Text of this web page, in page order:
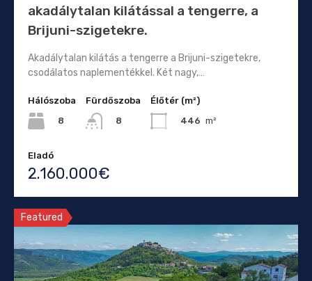
akadálytalan kilátással a tengerre, a
Brijuni-szigetekre.
Akadálytalan kilátás a tengerre a Brijuni-szigetekre,
csodálatos naplementékkel. Két nagy,…
Hálószoba
8
Fürdőszoba
8
Élőtér (m²)
446 m²
Eladó
2.160.000€
Featured